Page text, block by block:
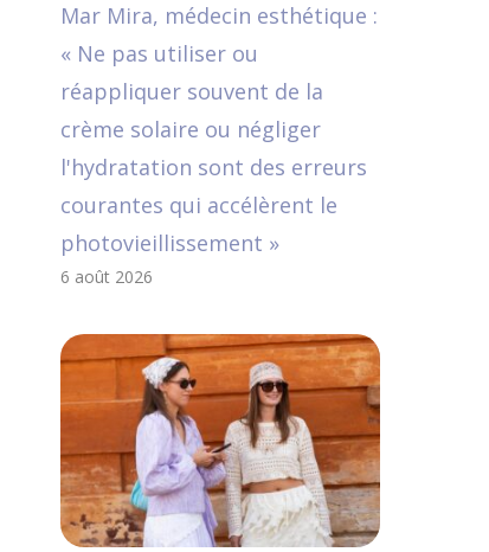
Mar Mira, médecin esthétique :
« Ne pas utiliser ou
réappliquer souvent de la
crème solaire ou négliger
l'hydratation sont des erreurs
courantes qui accélèrent le
photovieillissement »
6 août 2026